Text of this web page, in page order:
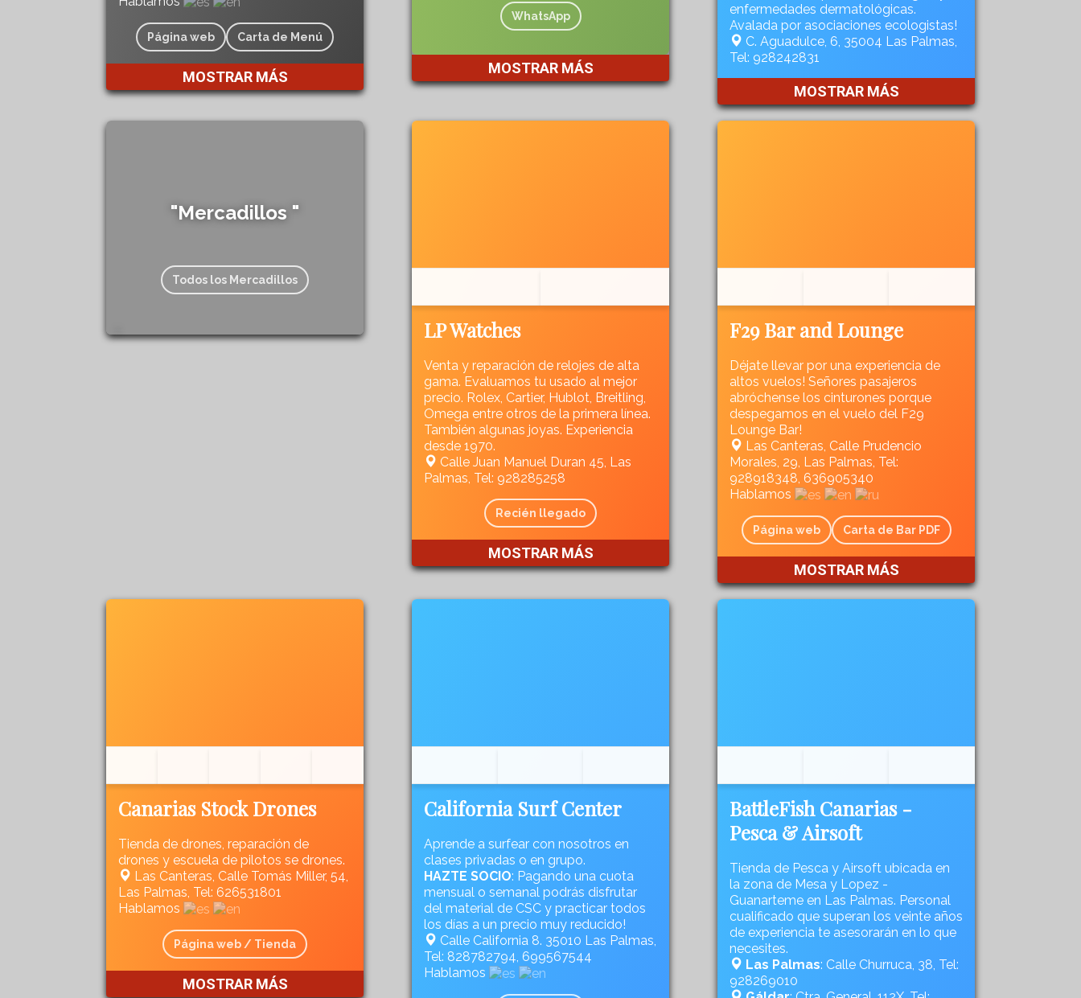
Página web Carta de Menú
MOSTRAR MÁS
WhatsApp
MOSTRAR MÁS
enfermedades dermatológicas.
Avalada por asociaciones ecologistas!
C. Aguadulce, 6, 35004 Las Palmas,
Tel: 928242831
MOSTRAR MÁS
"Mercadillos "
Todos los Mercadillos
LP Watches
Venta y reparación de relojes de alta
gama. Evaluamos tu usado al mejor
precio. Rolex, Cartier, Hublot, Breitling,
Omega entre otros de la primera línea.
También algunas joyas. Experiencia
desde 1970.
Calle Juan Manuel Duran 45, Las
Palmas, Tel: 928285258
Recién llegado
MOSTRAR MÁS
F29 Bar and Lounge
Déjate llevar por una experiencia de
altos vuelos! Señores pasajeros
abróchense los cinturones porque
despegamos en el vuelo del F29
Lounge Bar!
Las Canteras, Calle Prudencio
Morales, 29, Las Palmas, Tel:
928918348, 636905340
Hablamos
Página web Carta de Bar PDF
MOSTRAR MÁS
Canarias Stock Drones
Tienda de drones, reparación de
drones y escuela de pilotos se drones.
Las Canteras, Calle Tomás Miller, 54,
Las Palmas, Tel: 626531801
Hablamos
Página web / Tienda
MOSTRAR MÁS
California Surf Center
Aprende a surfear con nosotros en
clases privadas o en grupo.
HAZTE SOCIO: Pagando una cuota
mensual o semanal podrás disfrutar
del material de CSC y practicar todos
los días a un precio muy reducido!
Calle California 8. 35010 Las Palmas,
Tel: 828782794, 699567544
Hablamos
BattleFish Canarias -
Pesca & Airsoft
Tienda de Pesca y Airsoft ubicada en
la zona de Mesa y Lopez -
Guanarteme en Las Palmas. Personal
cualificado que superan los veinte años
de experiencia te asesorarán en lo que
necesites.
Las Palmas: Calle Churruca, 38, Tel:
928269010